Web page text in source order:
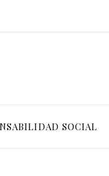
SOCIAL